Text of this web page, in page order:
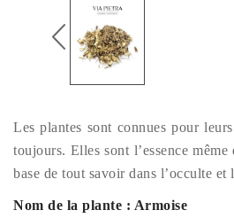
Les plantes sont connues pour
toujours. Elles sont l’essence
base de tout savoir dans l’occulte et
Nom de la plante : Armoise